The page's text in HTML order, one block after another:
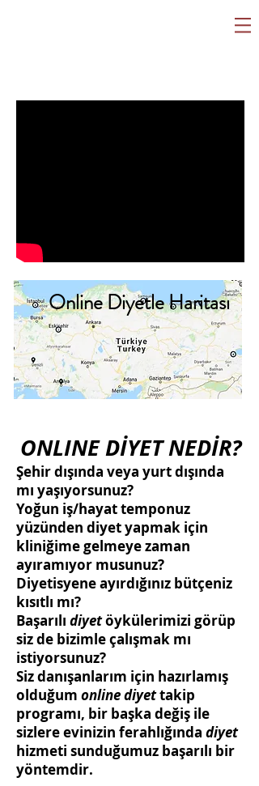
ONLINE DİYET NEDİR?
Şehir dışında veya yurt dışında
mı yaşıyorsunuz?
Yoğun iş/hayat temponuz
yüzünden diyet yapmak için
kliniğime gelmeye zaman
ayıramıyor musunuz?
Diyetisyene ayırdığınız bütçeniz
kısıtlı mı?
Başarılı diyetöykülerimizi görüp
siz de bizimle çalışmak mı
istiyorsunuz?
Siz danışanlarım için hazırlamış
olduğum online diyettakip
programı, bir başka değiş ile
sizlere evinizin ferahlığında diyet
hizmeti sunduğumuz başarılı bir
yöntemdir.
Online Diyetle Haritası